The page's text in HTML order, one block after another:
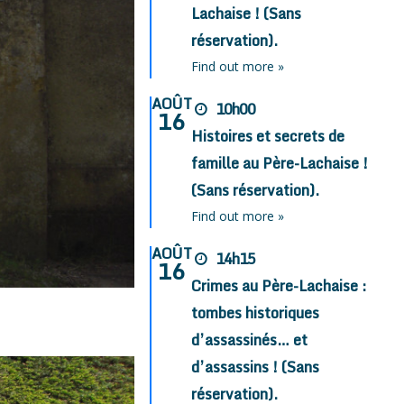
Lachaise ! (Sans
réservation).
Find out more »
AOÛT
16
10h00
Histoires et secrets de
famille au Père-Lachaise !
(Sans réservation).
Find out more »
AOÛT
16
14h15
Crimes au Père-Lachaise :
tombes historiques
d’assassinés… et
d’assassins ! (Sans
réservation).